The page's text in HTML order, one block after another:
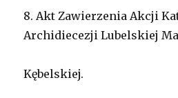
8. Akt Zawierzenia Akcji
Archidiecezji Lubelskiej
Kębelskiej.